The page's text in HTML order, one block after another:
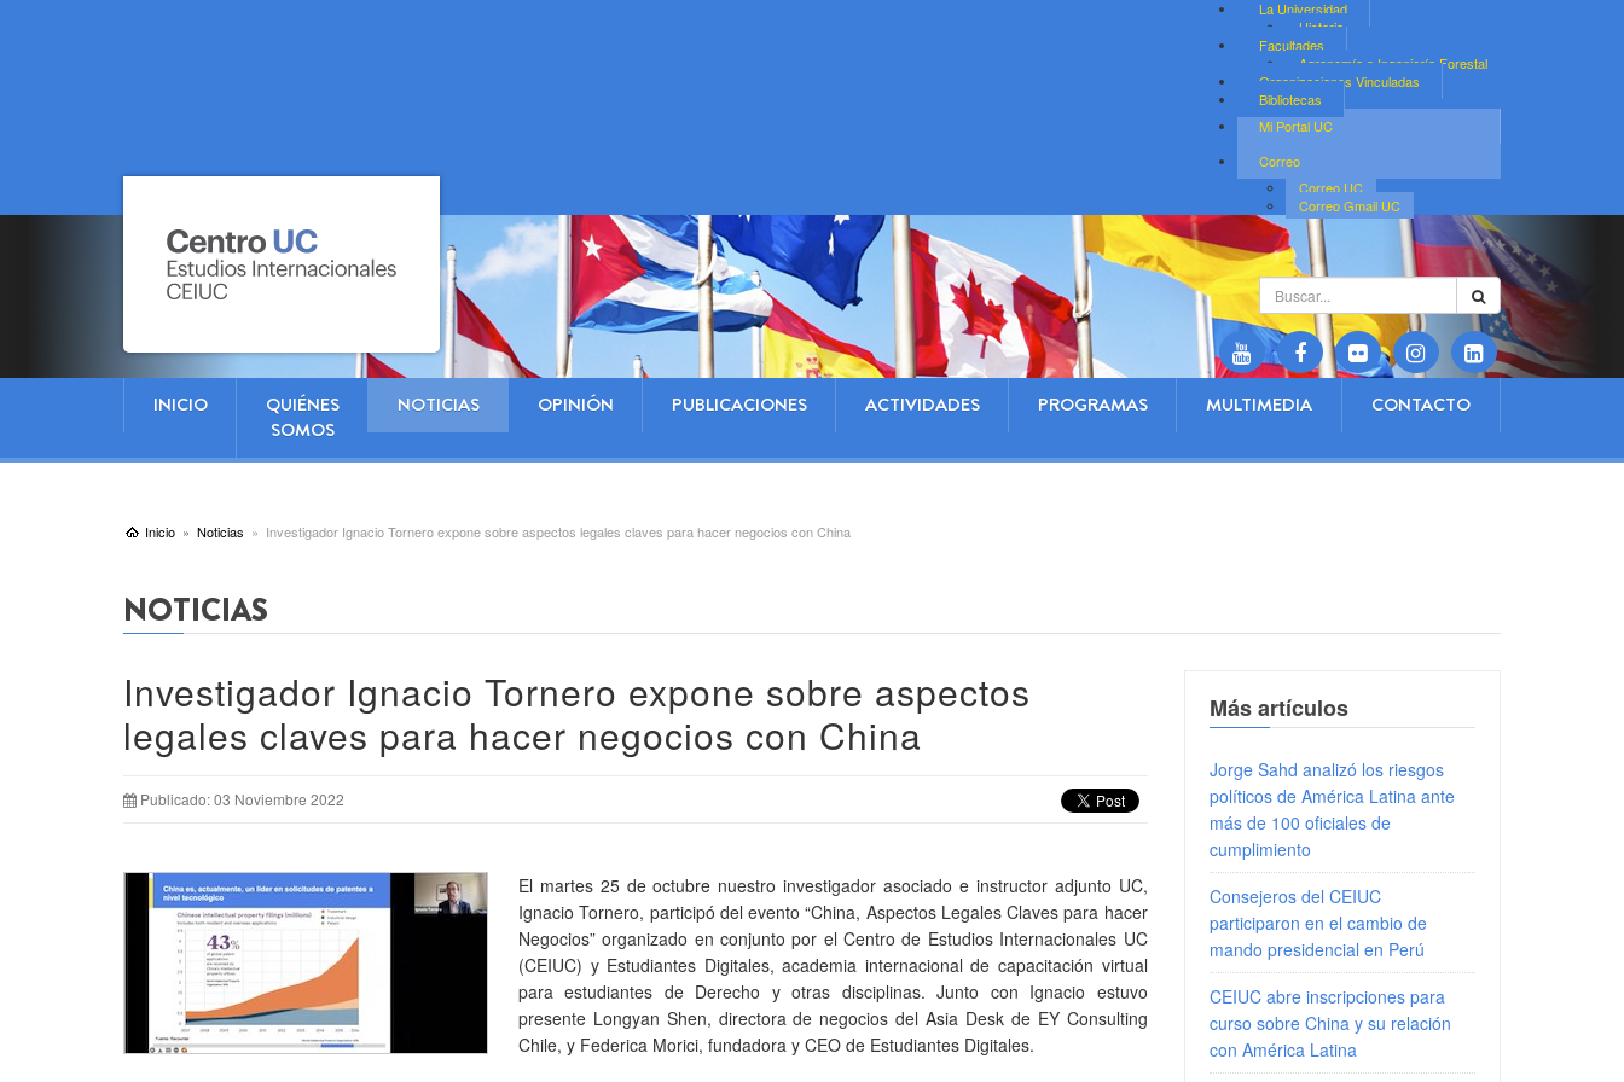
La Universidad
Historia
Facultades
Agronomía e Ingeniería Forestal
Organizaciones Vinculadas
Bibliotecas
Mi Portal UC
Correo
Correo UC
Correo Gmail UC
Buscar...
INICIO
QUIÉNES
SOMOS
NOTICIAS OPINIÓN PUBLICACIONES ACTIVIDADES PROGRAMAS MULTIMEDIA CONTACTO
Inicio Noticias Investigador Ignacio Tornero expone sobre aspectos legales claves para hacer negocios con China
NOTICIAS
Investigador Ignacio Tornero expone sobre aspectos
legales claves para hacer negocios con China
Publicado: 03 Noviembre 2022
El martes 25 de octubre nuestro investigador asociado e instructor adjunto UC,
Ignacio Tornero, participó del evento “China, Aspectos Legales Claves para hacer
Negocios” organizado en conjunto por el Centro de Estudios Internacionales UC
(CEIUC) y Estudiantes Digitales, academia internacional de capacitación virtual
para estudiantes de Derecho y otras disciplinas. Junto con Ignacio estuvo
presente Longyan Shen, directora de negocios del Asia Desk de EY Consulting
Chile, y Federica Morici, fundadora y CEO de Estudiantes Digitales.
Más artículos
Jorge Sahd analizó los riesgos
políticos de América Latina ante
más de 100 oficiales de
cumplimiento
Consejeros del CEIUC
participaron en el cambio de
mando presidencial en Perú
CEIUC abre inscripciones para
curso sobre China y su relación
con América Latina